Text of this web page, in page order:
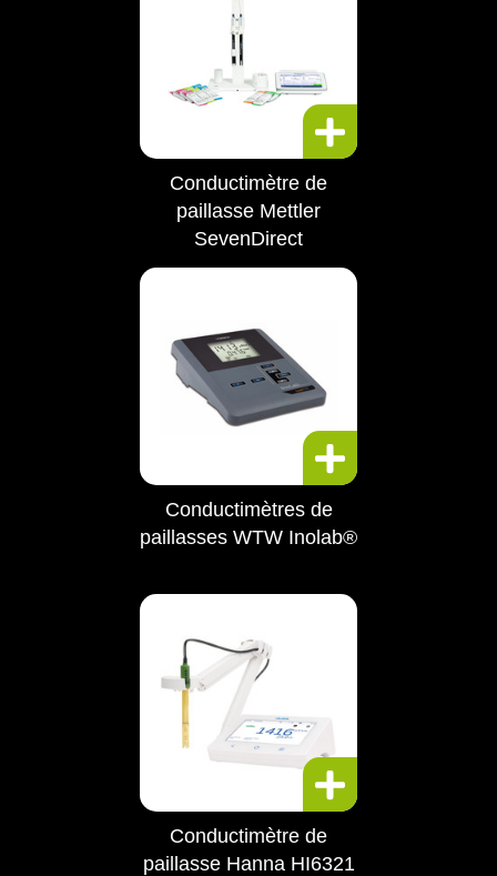
Conductimètre de
paillasse Mettler
SevenDirect
Conductimètres de
paillasses WTW Inolab®
Conductimètre de
paillasse Hanna HI6321